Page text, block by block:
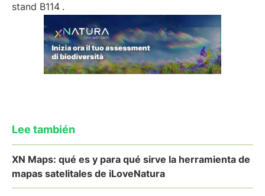
stand B114 .
Lee también
XN Maps: qué es y para qué sirve la herramienta de
mapas satelitales de iLoveNatura